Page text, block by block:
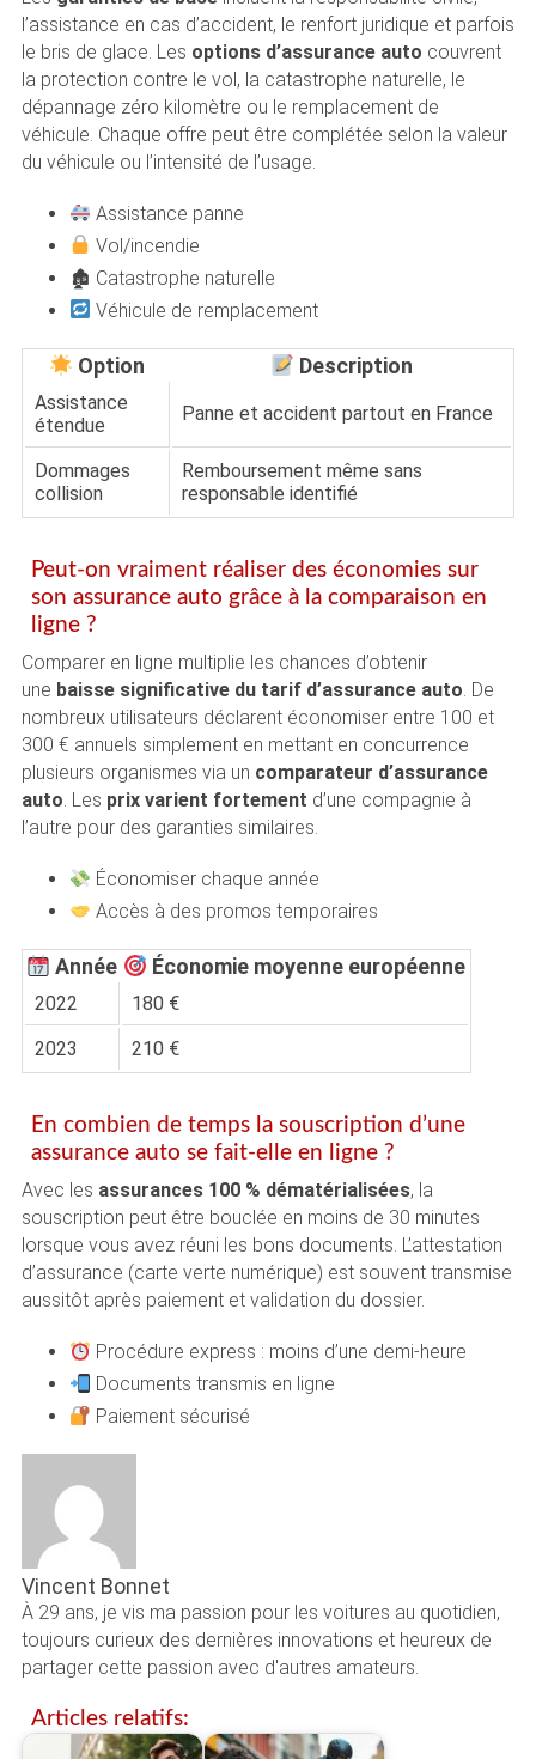
l’assistance en cas d’accident, le renfort juridique et parfois
le bris de glace. Les options d’assurance auto couvrent
la protection contre le vol, la catastrophe naturelle, le
dépannage zéro kilomètre ou le remplacement de
véhicule. Chaque offre peut être complétée selon la valeur
du véhicule ou l’intensité de l’usage.
Assistance panne
Vol/incendie
🏚 Catastrophe naturelle
Véhicule de remplacement
Option Description
Assistance
étendue
Panne et accident partout en France
Dommages
collision
Remboursement même sans
responsable identifié
Peut-on vraiment réaliser des économies sur
son assurance auto grâce à la comparaison en
ligne ?
Comparer en ligne multiplie les chances d’obtenir
une baisse significative du tarif d’assurance auto. De
nombreux utilisateurs déclarent économiser entre 100 et
300 € annuels simplement en mettant en concurrence
plusieurs organismes via un comparateur d’assurance
auto. Les prix varient fortement d’une compagnie à
l’autre pour des garanties similaires.
Économiser chaque année
Accès à des promos temporaires
Année Économie moyenne européenne
2022
180 €
2023
210 €
En combien de temps la souscription d’une
assurance auto se fait-elle en ligne ?
Avec les assurances 100 % dématérialisées, la
souscription peut être bouclée en moins de 30 minutes
lorsque vous avez réuni les bons documents. L’attestation
d’assurance (carte verte numérique) est souvent transmise
aussitôt après paiement et validation du dossier.
Procédure express : moins d’une demi-heure
Documents transmis en ligne
Paiement sécurisé
Vincent Bonnet
À 29 ans, je vis ma passion pour les voitures au quotidien,
toujours curieux des dernières innovations et heureux de
partager cette passion avec d'autres amateurs.
Articles relatifs: